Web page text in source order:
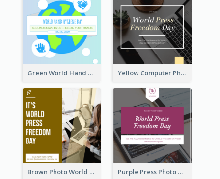
Green World Hand Hygiene Day Instagram Post Yellow Computer Photo World Press Freedom Day Instagram Post
Brown Photo World Press Freedom Day Instagram Post Purple Press Photo World Press Freedom Day Instagram Post